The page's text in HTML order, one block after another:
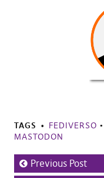
TAGS FEDIVERSO •
MASTODON
Previous Post